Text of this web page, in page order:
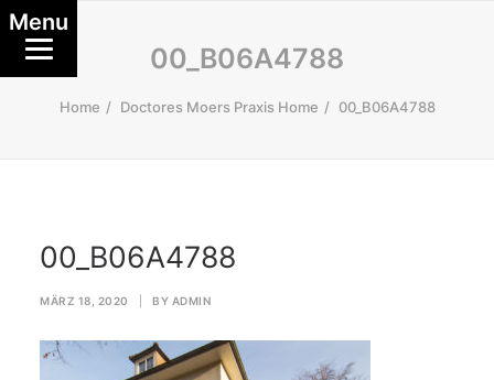
00_B06A4788
Home Doctores Moers Praxis Home 00_B06A4788
00_B06A4788
MÄRZ 18, 2020 BY ADMIN
Menu